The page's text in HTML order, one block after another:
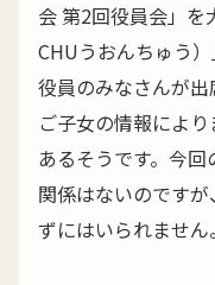
会 第2回役員会」
CHUうおんちゅう
役員のみなさんが
ご子女の情報によ
あるそうです。今
関係はないのです
ずにはいられません。